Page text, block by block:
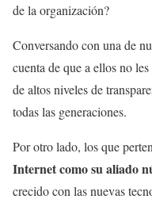
de la organización?
Conversando con una de
cuenta de que a ellos no
de altos niveles de
todas las generaciones.
Por otro lado, los que
Internet como su aliado
crecido con las nuevas